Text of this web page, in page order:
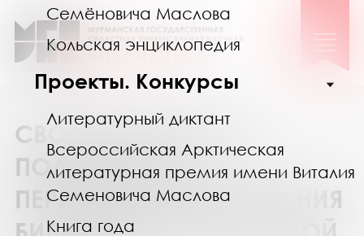
Семёновича Маслова
Кольская энциклопедия
Проекты. Конкурсы
Литературный диктант
Всероссийская Арктическая
литературная премия имени Виталия
Семеновича Маслова
Книга года
СВОДНЫЙ КАТАЛОГ
ПОДПИСКИ НА
ПЕРИОДИЧЕСКИЕ ИЗДАНИЯ